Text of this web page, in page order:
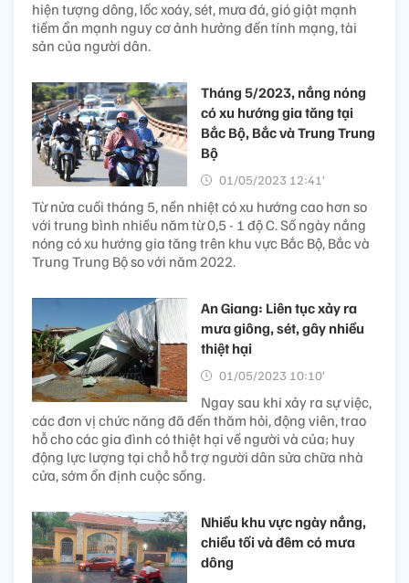
hiện tượng dông, lốc xoáy, sét, mưa đá, gió giật mạnh
tiềm ẩn mạnh nguy cơ ảnh hưởng đến tính mạng, tài
sản của người dân.
Tháng 5/2023, nắng nóng
có xu hướng gia tăng tại
Bắc Bộ, Bắc và Trung Trung
Bộ
01/05/2023 12:41’
Từ nửa cuối tháng 5, nền nhiệt có xu hướng cao hơn so
với trung bình nhiều năm từ 0,5 - 1 độ C. Số ngày nắng
nóng có xu hướng gia tăng trên khu vực Bắc Bộ, Bắc và
Trung Trung Bộ so với năm 2022.
An Giang: Liên tục xảy ra
mưa giông, sét, gây nhiều
thiệt hại
01/05/2023 10:10’
Ngay sau khi xảy ra sự việc,
các đơn vị chức năng đã đến thăm hỏi, động viên, trao
hỗ cho các gia đình có thiệt hại về người và của; huy
động lực lượng tại chỗ hỗ trợ người dân sửa chữa nhà
cửa, sớm ổn định cuộc sống.
Nhiều khu vực ngày nắng,
chiều tối và đêm có mưa
dông